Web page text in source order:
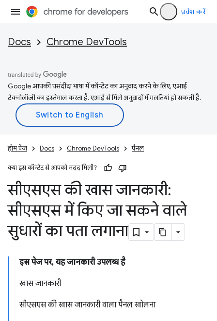
प्रवेश करें
Docs Chrome DevTools
Google आपकी पसंदीदा भाषा में कॉन्टेंट का अनुवाद करने के लिए, एआई
टेक्नोलॉजी का इस्तेमाल करता है. एआई से मिले अनुवादों में गलतियां हो सकती हैं.
होम पेज Docs Chrome DevTools पैनल
क्या इस कॉन्टेंट से आपको मदद मिली?
सीएसएस की खास जानकारी:
सीएसएस में किए जा सकने वाले
सुधारों का पता लगाना
इस पेज पर, यह जानकारी उपलब्ध है
खास जानकारी
सीएसएस की खास जानकारी वाला पैनल खोलना